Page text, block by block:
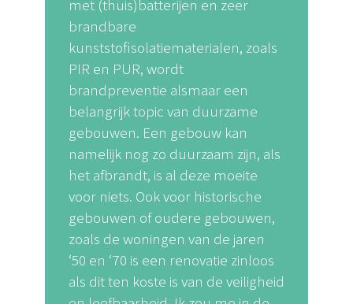
met (thuis)batterijen en zeer
brandbare
kunststofisolatiematerialen, zoals
PIR en PUR, wordt
brandpreventie alsmaar een
belangrijk topic van duurzame
gebouwen. Een gebouw kan
namelijk nog zo duurzaam zijn, als
het afbrandt, is al deze moeite
voor niets. Ook voor historische
gebouwen of oudere gebouwen,
zoals de woningen van de jaren
‘50 en ‘70 is een renovatie zinloos
als dit ten koste is van de veiligheid